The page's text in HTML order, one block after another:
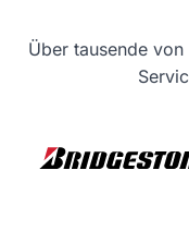
Über tausende